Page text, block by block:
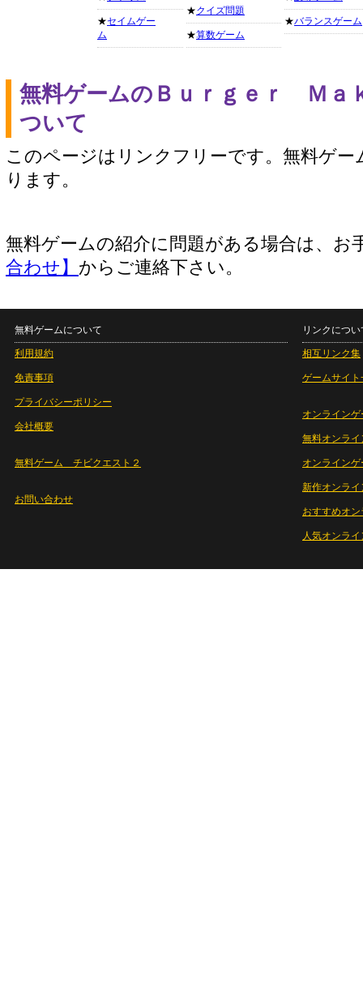
★セイムゲー
ム
★クイズ問題
★算数ゲーム
★バランスゲーム
無料ゲームのＢｕｒｇｅｒ Ｍａ
ついて
このページはリンクフリーです。無料ゲー
ります。
無料ゲームの紹介に問題がある場合は、お
合わせ】 からご連絡下さい。
無料ゲームについて
利用規約
免責事項
プライバシーポリシー
会社概要
無料ゲーム チビクエスト２
お問い合わせ
リンクについ
相互リンク集
ゲームサイト
オンラインゲ
無料オンライ
オンライン
新作オンライ
おすすめオ
人気オンラ